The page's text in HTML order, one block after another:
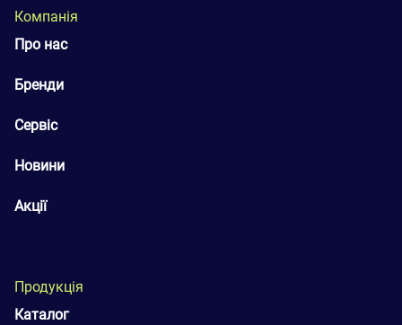
Компанія
Про нас
Бренди
Сервіс
Новини
Акції
Продукція
Каталог